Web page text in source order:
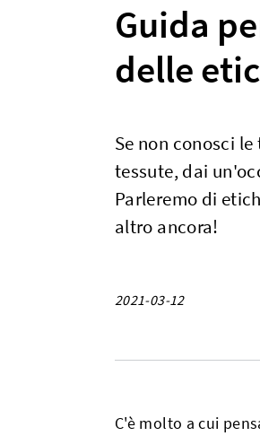
Guida
delle
Se non conosci
tessute, dai
Parleremo di
altro ancora!
2021-03-12
C'è molto a cui